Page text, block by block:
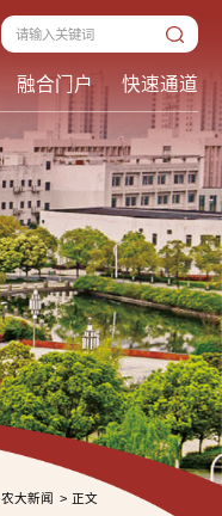
融合门户 快速通道
农大新闻 > 正文